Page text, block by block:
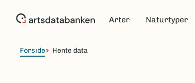
Arter Naturtyper
Forside Hente data